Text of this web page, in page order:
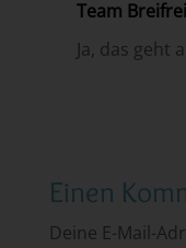
Team
Ja, das geht
Einen
Deine E-Mail-